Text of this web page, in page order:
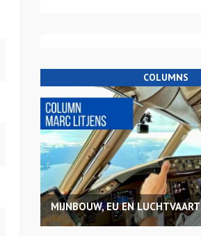
COLUMNS
MIJNBOUW, EU EN LUCHTVAART